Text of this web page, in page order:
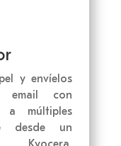
y envíelos
email con
a múltiples
desde un